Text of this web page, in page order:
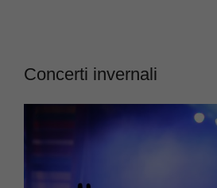
Concerti invernali